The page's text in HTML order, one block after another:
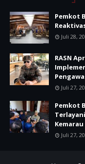
Pemkot
Juli 28,
RASN
Juli 27,
Pemkot
Kemarau
Juli 27,